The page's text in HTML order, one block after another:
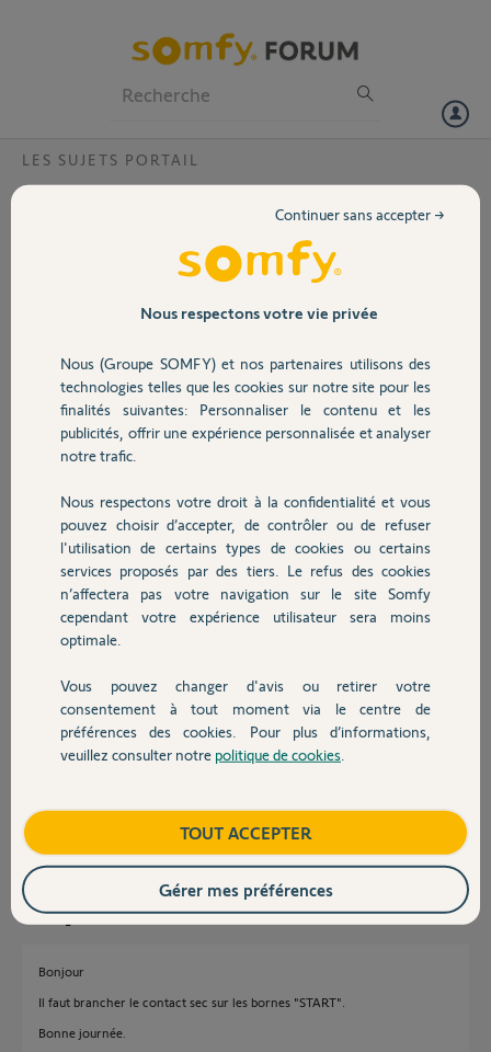
Volet
Sécurité
Domotique
Chauffage
Autres produits
Devis avec un pro
Contact
LES SUJETS PORTAIL
Branchement d'un boitier DEA sur ouvre
Bonjour,
Je viens de remplacer ma
motorisation de portail
raccordé un boitier DEA
qui me permettait
d'ouvrir avec une seule
Ma question :Où brancher ce boitier DEA ( photo jointe )
sur ma nouvelle motorisation SOMFY EXAVIA ( photo jointe )
PS : Sur le boitier DEA les fils rouge et noir correspondent à
l'alimentaton 24 v et les fils orange au contact sec.
Merci pour votre réponse
sylvain
Participer au fil de discussion
Réponses
Bonjour
Il faut brancher le contact sec sur les bornes "START".
Bonne journée.
Nous respectons votre vie privée
Nous (Groupe SOMFY) et nos partenaires utilisons des
technologies telles que les cookies sur notre site pour les
finalités suivantes: Personnaliser le contenu et les
publicités, offrir une expérience personnalisée et analyser
notre trafic.
Nous respectons votre droit à la confidentialité et vous
pouvez choisir d’accepter, de contrôler ou de refuser
l'utilisation de certains types de cookies ou certains
services proposés par des tiers. Le refus des cookies
n’affectera pas votre navigation sur le site Somfy
cependant votre expérience utilisateur sera moins
optimale.
Vous pouvez changer d'avis ou retirer votre
consentement à tout moment via le centre de
préférences des cookies. Pour plus d’informations,
veuillez consulter notre politique de cookies
Continuer sans accepter →
TOUT ACCEPTER
Gérer mes préférences